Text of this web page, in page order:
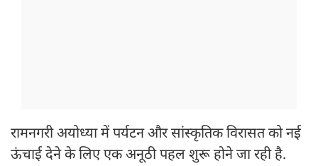
रामनगरी अयोध्या में पर्यटन और सांस्कृतिक विरासत को नई
ऊंचाई देने के लिए एक अनूठी पहल शुरू होने जा रही है.